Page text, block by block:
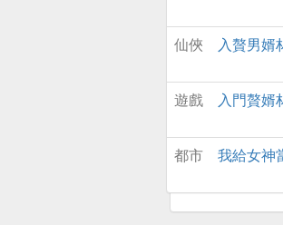
仙俠 入贅男婿
遊戲 入門贅婿
都市 我給女神